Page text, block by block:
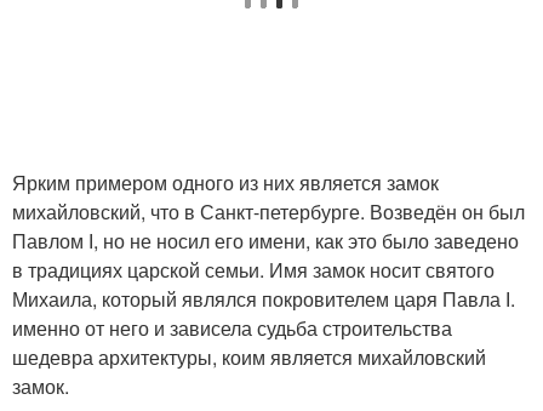
Ярким примером одного из них является замок
михайловский, что в Санкт-петербурге. Возведён он был
Павлом І, но не носил его имени, как это было заведено
в традициях царской семьи. Имя замок носит святого
Михаила, который являлся покровителем царя Павла І.
именно от него и зависела судьба строительства
шедевра архитектуры, коим является михайловский
замок.